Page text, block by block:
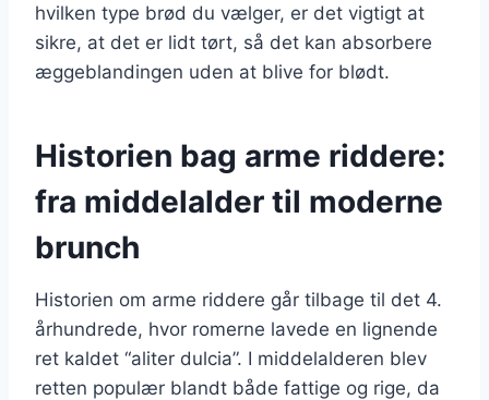
hvilken type brød du vælger, er det vigtigt at
sikre, at det er lidt tørt, så det kan absorbere
æggeblandingen uden at blive for blødt.
Historien bag arme riddere:
fra middelalder til moderne
brunch
Historien om arme riddere går tilbage til det 4.
århundrede, hvor romerne lavede en lignende
ret kaldet “aliter dulcia”. I middelalderen blev
retten populær blandt både fattige og rige, da